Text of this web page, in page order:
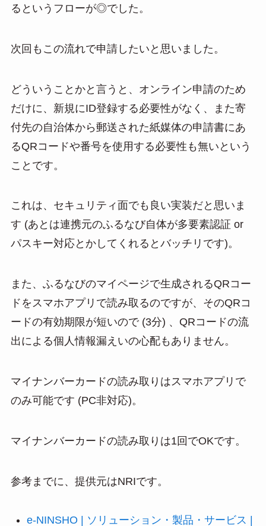
るというフローが◎でした。
次回もこの流れで申請したいと思いました。
どういうことかと言うと、オンライン申請のため
だけに、新規にID登録する必要性がなく、また寄
付先の自治体から郵送された紙媒体の申請書にあ
るQRコードや番号を使用する必要性も無いという
ことです。
これは、セキュリティ面でも良い実装だと思いま
す (あとは連携元のふるなび自体が多要素認証 or
パスキー対応とかしてくれるとバッチリです)。
また、ふるなびのマイページで生成されるQRコー
ドをスマホアプリで読み取るのですが、そのQRコ
ードの有効期限が短いので (3分) 、QRコードの流
出による個人情報漏えいの心配もありません。
マイナンバーカードの読み取りはスマホアプリで
のみ可能です (PC非対応)。
マイナンバーカードの読み取りは1回でOKです。
参考までに、提供元はNRIです。
e-NINSHO | ソリューション・製品・サービス |